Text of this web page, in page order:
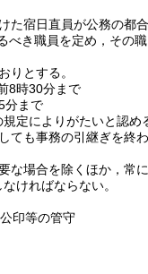
た宿日直員が公務の都
き職員を定め，その
りとする。
8時30分まで
分まで
規定によりがたいと認め
ても事務の引継ぎを終
な場合を除くほか，常
ければならない。
印等の管守